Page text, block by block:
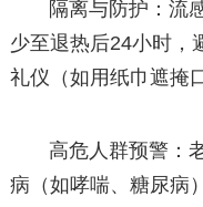
隔离与防护：流
少至退热后24小时，
礼仪（如用纸巾遮掩
高危人群预警：
病（如哮喘、糖尿病